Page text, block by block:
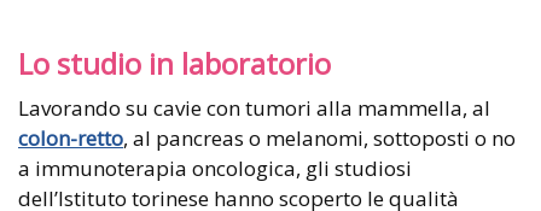
Lo studio in laboratorio
Lavorando su cavie con tumori alla mammella, al
colon-retto, al pancreas o melanomi, sottoposti o no
a immunoterapia oncologica, gli studiosi
dell’Istituto torinese hanno scoperto le qualità